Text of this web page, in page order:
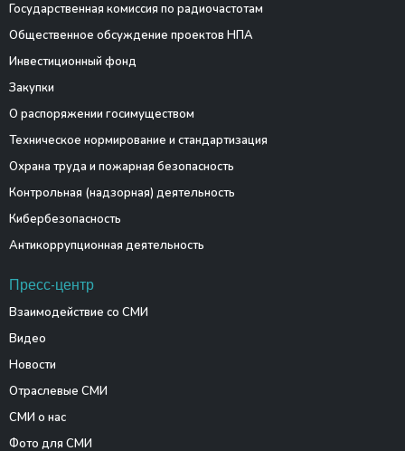
Государственная комиссия по радиочастотам
Общественное обсуждение проектов НПА
Инвестиционный фонд
Закупки
О распоряжении госимуществом
Техническое нормирование и стандартизация
Охрана труда и пожарная безопасность
Контрольная (надзорная) деятельность
Кибербезопасность
Антикоррупционная деятельность
Пресс-центр
Взаимодействие со СМИ
Видео
Новости
Отраслевые СМИ
СМИ о нас
Фото для СМИ